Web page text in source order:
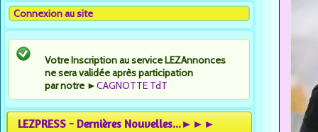
Connexion au site
Votre Inscription au service LEZAnnonces
ne sera validée après participation
par notre ►CAGNOTTE TdT
LEZPRESS - Dernières Nouvelles...►►►